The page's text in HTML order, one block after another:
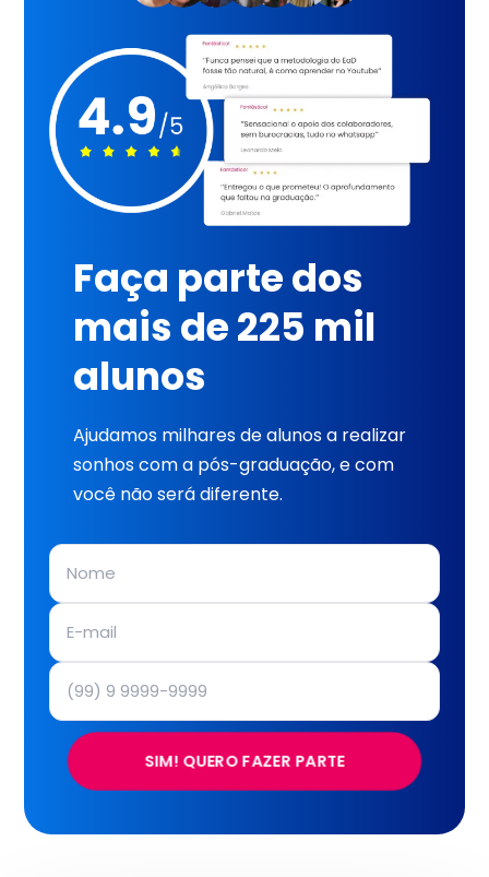
Faça parte dos
mais de 225 mil
alunos
Ajudamos milhares de alunos a realizar
sonhos com a pós-graduação, e com
você não será diferente.
SIM! QUERO FAZER PARTE